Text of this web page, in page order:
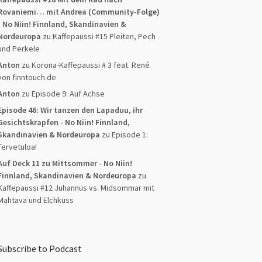
mit Andrea (Community-Folge)
No Niin! Finnland, Skandinavien &
zu Kaffepaussi #15 Pleiten, Pech
Perkele
zu Korona-Kaffepaussi # 3 feat. René
finntouch.de
zu Episode 9: Auf Achse
46: Wir tanzen den Lapaduu, ihr
- No Niin! Finnland,
& Nordeuropa zu Episode 1:
Deck 11 zu Mittsommer - No Niin!
Skandinavien & Nordeuropa zu
#12 Juhannus vs. Midsommar mit
und Elchkuss
to Podcast